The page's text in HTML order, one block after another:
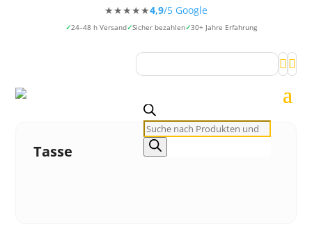
★★★★★4,9/5 Google
24–48 h Versand Sicher bezahlen 30+ Jahre Erfahrung


Products
search
Tasse